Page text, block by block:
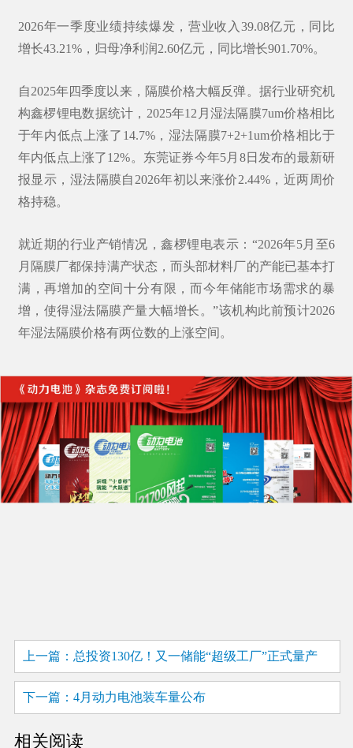
2026年一季度业绩持续爆发，营业收入39.08亿元，同比
增长43.21%，归母净利润2.60亿元，同比增长901.70%。
自2025年四季度以来，隔膜价格大幅反弹。据行业研究机
构鑫椤锂电数据统计，2025年12月 湿法隔膜7um价格相比
于年内低点上涨了14.7%，湿法隔膜7+2+1um价格相比于
年内低点上涨了12%。东莞证券今年5月8日发布的最新研
报显示，湿法隔膜自2026年初以来涨价2.44%，近两周价
格持稳。
就近期的行业产销情况，鑫椤锂电表示：“2026年5月至6
月隔膜厂都保持满产状态，而头部材料厂的产能已基本打
满，再增加的空间十分有限，而今年储能市场需求的暴
增，使得湿法隔膜产量大幅增长。”该机构此前预计2026
年湿法隔膜价格有两位数的上涨空间。
上一篇：总投资130亿！又一储能“超级工厂”正式量产
下一篇：4月动力电池装车量公布
相关阅读